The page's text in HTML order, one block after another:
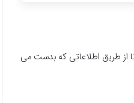
از طریق اطلاعاتی که بدست می